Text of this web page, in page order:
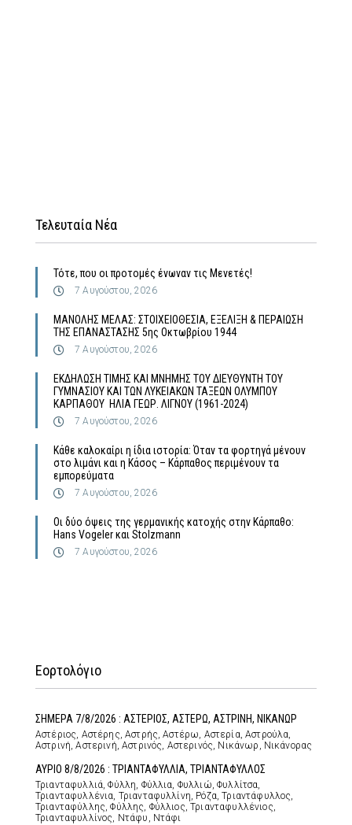
Τελευταία Νέα
Τότε, που οι προτομές ένωναν τις Μενετές!
7 Αυγούστου, 2026
MΑΝΟΛΗΣ ΜΕΛΑΣ: ΣΤΟΙΧΕΙΟΘΕΣΙΑ, ΕΞΕΛΙΞΗ & ΠΕΡΑΙΩΣΗ
ΤΗΣ ΕΠΑΝΑΣΤΑΣΗΣ 5ης Οκτωβρίου 1944
7 Αυγούστου, 2026
ΕΚΔΗΛΩΣΗ ΤΙΜΗΣ ΚΑΙ ΜΝΗΜΗΣ ΤΟΥ ΔΙΕΥΘΥΝΤΗ ΤΟΥ
ΓΥΜΝΑΣΙΟΥ ΚΑΙ ΤΩΝ ΛΥΚΕΙΑΚΩΝ ΤΑΞΕΩΝ ΟΛΥΜΠΟΥ
ΚΑΡΠΑΘΟΥ ΗΛΙΑ ΓΕΩΡ. ΛΙΓΝΟΥ (1961-2024)
7 Αυγούστου, 2026
Κάθε καλοκαίρι η ίδια ιστορία: Όταν τα φορτηγά μένουν
στο λιμάνι και η Κάσος – Κάρπαθος περιμένουν τα
εμπορεύματα
7 Αυγούστου, 2026
Οι δύο όψεις της γερμανικής κατοχής στην Κάρπαθο:
Hans Vogeler και Stolzmann
7 Αυγούστου, 2026
Εορτολόγιο
ΣΗΜΕΡΑ 7/8/2026 : ΑΣΤΕΡΙΟΣ, ΑΣΤΕΡΩ, ΑΣΤΡΙΝΗ, ΝΙΚΑΝΩΡ
Αστέριος, Αστέρης, Αστρής, Αστέρω, Αστερία, Αστρούλα,
Αστρινή, Αστερινή, Αστρινός, Αστερινός, Νικάνωρ, Νικάνορας
ΑΥΡΙΟ 8/8/2026 : ΤΡΙΑΝΤΑΦΥΛΛΙΑ, ΤΡΙΑΝΤΑΦΥΛΛΟΣ
Τριανταφυλλιά, Φύλλη, Φύλλια, Φυλλιώ, Φυλλίτσα,
Τριανταφυλλένια, Τριανταφυλλίνη, Ρόζα, Τριαντάφυλλος,
Τριανταφύλλης, Φύλλης, Φύλλιος, Τριανταφυλλένιος,
Τριανταφυλλίνος, Ντάφυ, Ντάφι